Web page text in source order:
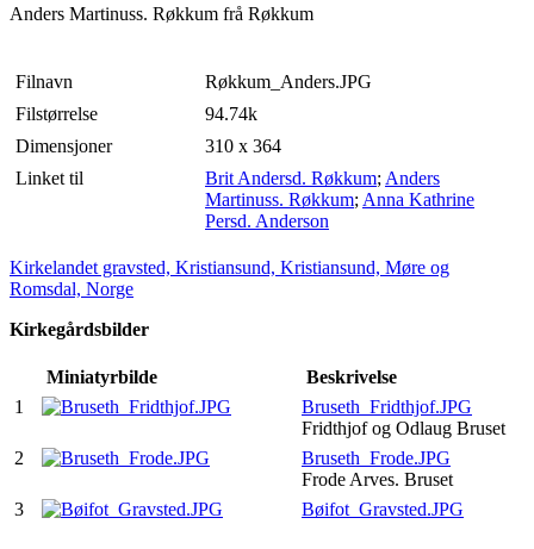
Anders Martinuss. Røkkum frå Røkkum
Filnavn
Røkkum_Anders.JPG
Filstørrelse
94.74k
Dimensjoner
310 x 364
Linket til
Brit Andersd. Røkkum; Anders
Martinuss. Røkkum; Anna Kathrine
Persd. Anderson
Kirkelandet gravsted, Kristiansund, Kristiansund, Møre og
Romsdal, Norge
Kirkegårdsbilder
Miniatyrbilde
Beskrivelse
1
Bruseth_Fridthjof.JPG
Fridthjof og Odlaug Bruset
2
Bruseth_Frode.JPG
Frode Arves. Bruset
3
Bøifot_Gravsted.JPG